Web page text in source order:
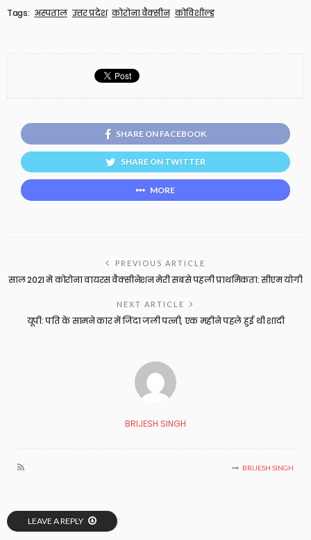
Tags: अस्पताल उत्तर प्रदेश कोरोना वैक्सीन कोविशील्ड
SHARE ON FACEBOOK
SHARE ON TWITTER
MORE
PREVIOUS ARTICLE
साल 2021 में कोरोना वायरस वैक्सीनेशन मेरी सबसे पहली प्राथमिकता: सीएम योगी
NEXT ARTICLE
यूपी: पति के सामने कार में जिंदा जली पत्नी, एक महीने पहले हुई थी शादी
BRIJESH SINGH
BRIJESH SINGH
LEAVE A REPLY